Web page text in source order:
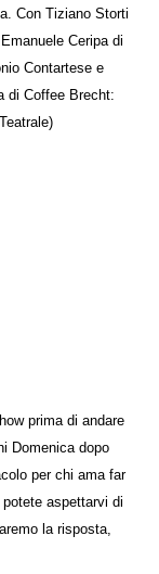
Con Tiziano Storti
Ceripa di
Contartese e
di Coffee Brecht:
prima di andare
Domenica dopo
per chi ama far
aspettarvi di
la risposta,